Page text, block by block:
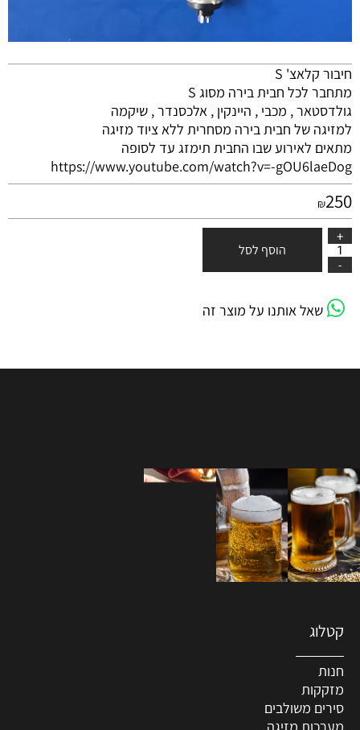
חיבור קלאצ' S
מתחבר לכל חבית בירה מסוג S
גולדסטאר , מכבי , היינקין , אלכסנדר , שיקמה
למזיגה של חבית בירה מסחרית ללא ציוד מזיגה
מתאים לאירוע שבו החבית תימזג עד לסופה
https://www.youtube.com/watch?v=-gOU6laeDog
₪250
הוסף לסל
שאל אותנו על מוצר זה
קטלוג
חנות
מזקקות
סירים משולבים